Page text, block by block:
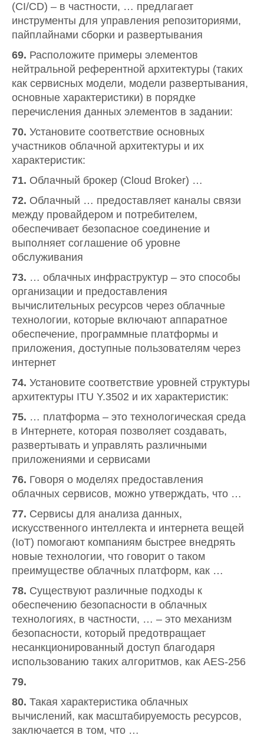
(CI/CD) – в частности, … предлагает
инструменты для управления репозиториями,
пайплайнами сборки и развертывания
69. Расположите примеры элементов
нейтральной референтной архитектуры (таких
как сервисных модели, модели развертывания,
основные характеристики) в порядке
перечисления данных элементов в задании:
70. Установите соответствие основных
участников облачной архитектуры и их
характеристик:
71. Облачный брокер (Cloud Broker) …
72. Облачный … предоставляет каналы связи
между провайдером и потребителем,
обеспечивает безопасное соединение и
выполняет соглашение об уровне
обслуживания
73. … облачных инфраструктур – это способы
организации и предоставления
вычислительных ресурсов через облачные
технологии, которые включают аппаратное
обеспечение, программные платформы и
приложения, доступные пользователям через
интернет
74. Установите соответствие уровней структуры
архитектуры ITU Y.3502 и их характеристик:
75. … платформа – это технологическая среда
в Интернете, которая позволяет создавать,
развертывать и управлять различными
приложениями и сервисами
76. Говоря о моделях предоставления
облачных сервисов, можно утверждать, что …
77. Сервисы для анализа данных,
искусственного интеллекта и интернета вещей
(IoT) помогают компаниям быстрее внедрять
новые технологии, что говорит о таком
преимуществе облачных платформ, как …
78. Существуют различные подходы к
обеспечению безопасности в облачных
технологиях, в частности, … – это механизм
безопасности, который предотвращает
несанкционированный доступ благодаря
использованию таких алгоритмов, как AES-256
79.
80. Такая характеристика облачных
вычислений, как масштабируемость ресурсов,
заключается в том, что …